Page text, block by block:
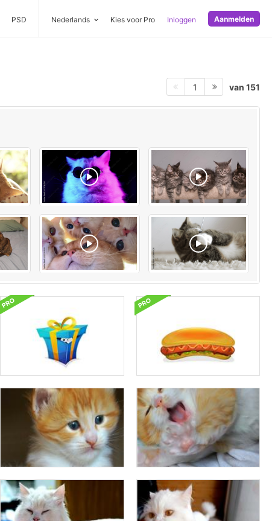
PSD Nederlands Kies voor Pro Inloggen Aanmelden
1 van 151